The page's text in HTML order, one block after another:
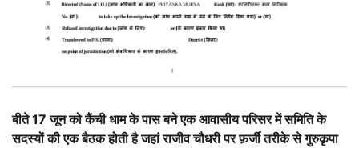
बीते 17 जून को कैंची धाम के पास बने एक आवासीय परिसर में समिति के
सदस्यों की एक बैठक होती है जहां राजीव चौधरी पर फ़र्जी तरीके से गुरुकृपा